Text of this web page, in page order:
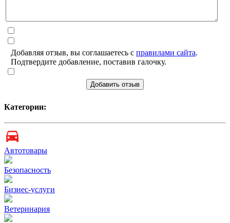
Добавляя отзыв, вы соглашаетесь с правилами сайта.
Подтвердите добавление, поставив галочку.
Добавить отзыв
Категории:
Автотовары
Безопасность
Бизнес-услуги
Ветеринария